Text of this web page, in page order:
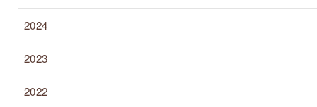
2024
2023
2022